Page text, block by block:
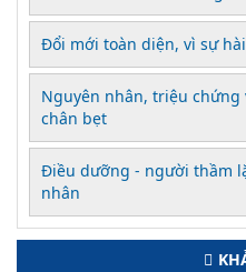
Đổi mới toàn diện, vì sự
Nguyên nhân, triệu
chân bẹt
Điều dưỡng - người thầm
nhân